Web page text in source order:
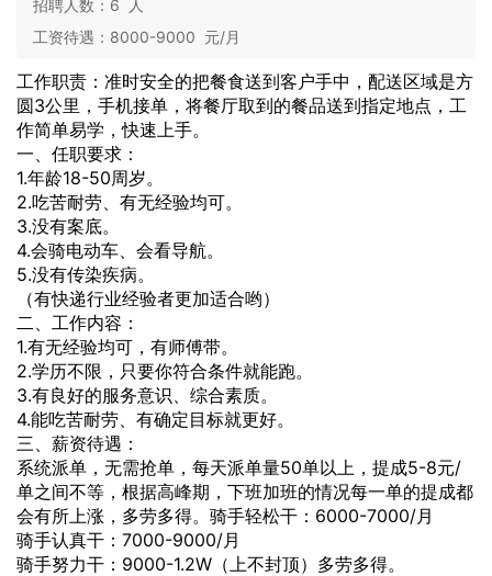
招聘人数： 6 人
工资待遇： 8000-9000 元/月
工作职责：准时安全的把餐食送到客户手中，配送区域是方
圆3公里，手机接单，将餐厅取到的餐品送到指定地点，工
作简单易学，快速上手。
一、任职要求：
1.年龄18-50周岁。
2.吃苦耐劳、有无经验均可。
3.没有案底。
4.会骑电动车、会看导航。
5.没有传染疾病。
（有快递行业经验者更加适合哟）
二、工作内容：
1.有无经验均可，有师傅带。
2.学历不限，只要你符合条件就能跑。
3.有良好的服务意识、综合素质。
4.能吃苦耐劳、有确定目标就更好。
三、薪资待遇：
系统派单，无需抢单，每天派单量50单以上，提成5-8元/
单之间不等，根据高峰期，下班加班的情况每一单的提成都
会有所上涨，多劳多得。骑手轻松干：6000-7000/月
骑手认真干：7000-9000/月
骑手努力干：9000-1.2W（上不封顶）多劳多得。